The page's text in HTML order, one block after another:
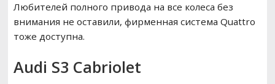
Любителей полного привода на все колеса без
внимания не оставили, фирменная система Quattro
тоже доступна.
Audi S3 Cabriolet